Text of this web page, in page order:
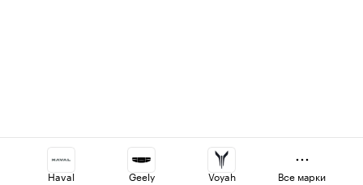
Haval Geely Voyah Все марки